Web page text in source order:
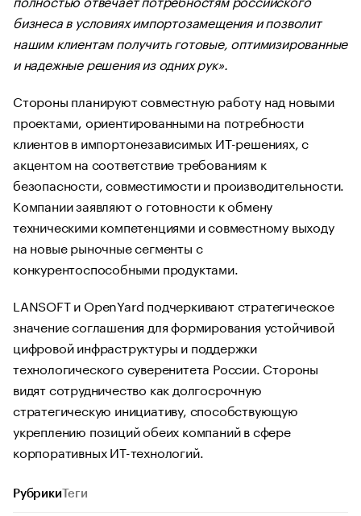
бизнеса в условиях импортозамещения и позволит
нашим клиентам получить готовые, оптимизированные
и надежные решения из одних рук».
Стороны планируют совместную работу над новыми
проектами, ориентированными на потребности
клиентов в импортонезависимых ИТ-решениях, с
акцентом на соответствие требованиям к
безопасности, совместимости и производительности.
Компании заявляют о готовности к обмену
техническими компетенциями и совместному выходу
на новые рыночные сегменты с
конкурентоспособными продуктами.
LANSOFT и OpenYard подчеркивают стратегическое
значение соглашения для формирования устойчивой
цифровой инфраструктуры и поддержки
технологического суверенитета России. Стороны
видят сотрудничество как долгосрочную
стратегическую инициативу, способствующую
укреплению позиций обеих компаний в сфере
корпоративных ИТ-технологий.
Рубрики Теги